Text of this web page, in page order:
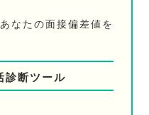
なたの面接偏差値を
診断ツール